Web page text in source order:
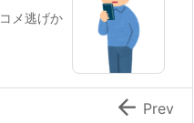
コメ逃げか
 Prev